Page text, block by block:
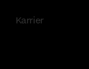
Karrier